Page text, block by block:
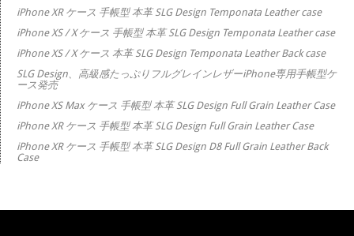
iPhone XR ケース 手帳型 本革 SLG Design Temponata Leather case
iPhone XS / X ケース 手帳型 本革 SLG Design Temponata Leather case
iPhone XS / X ケース 本革 SLG Design Temponata Leather Back case
SLG Design、高級感たっぷりフルグレインレザーiPhone専用手帳型ケ
ース発売
iPhone XS Max ケース 手帳型 本革 SLG Design Full Grain Leather Case
iPhone XR ケース 手帳型 本革 SLG Design Full Grain Leather Case
iPhone XR ケース 手帳型 本革 SLG Design D8 Full Grain Leather Back
Case